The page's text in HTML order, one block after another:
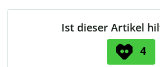
Ist dieser Artikel
4